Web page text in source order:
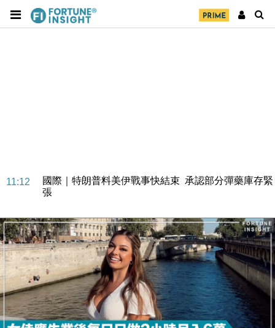
11:12
國際｜特朗普料美伊戰事快結束 承認部分彈藥庫存緊
張
司
11:30
財經｜精星香港夥菜鳥拓全球智慧倉儲市場 加快海外
市場落地
14:50
地產｜大酒店中期轉賺2300萬元 斥21億翻新香港及
東京半島
13:12
國際｜特朗普赴洛杉磯高球場活動前 男子攜槍彈被捕